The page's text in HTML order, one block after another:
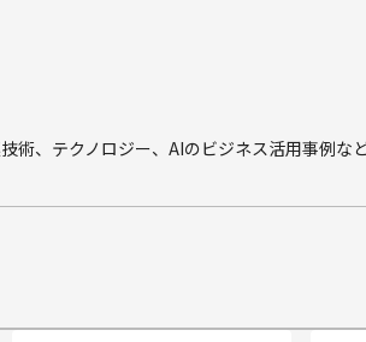
術、テクノロジー、AIのビジネス活用事例な